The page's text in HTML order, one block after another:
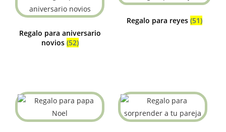
Regalo para aniversario
novios (52)
Regalo para reyes (51)